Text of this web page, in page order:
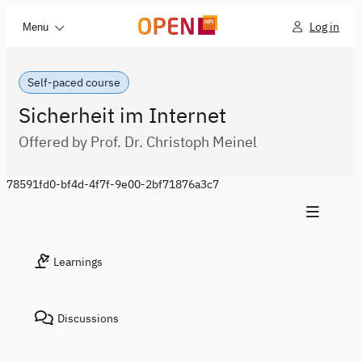
Menu Log in
Self-paced course
Sicherheit im Internet
Offered by Prof. Dr. Christoph Meinel
78591fd0-bf4d-4f7f-9e00-2bf71876a3c7
Learnings
Discussions